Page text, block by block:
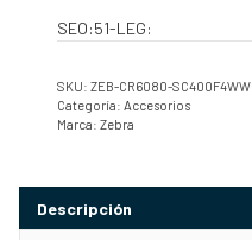
SEO:51-LEG:
SKU: ZEB-CR6080-SC400F4WW
Categoría: Accesorios
Marca: Zebra
Descripción